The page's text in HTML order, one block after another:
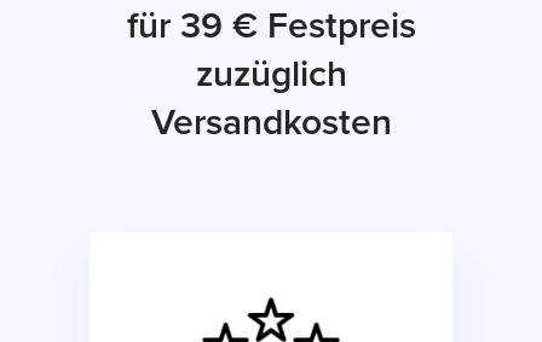
für 39 € Festpreis
zuzüglich
Versandkosten